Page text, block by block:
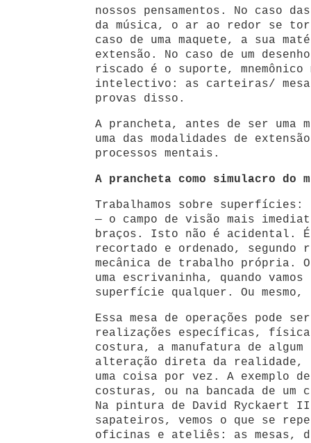
nossos pensamentos. No caso
da música, o ar ao redor se
caso de uma maquete, a sua
extensão. No caso de um
riscado é o suporte, mnemônico
intelectivo: as carteiras/
provas disso.
A prancheta, antes de ser uma
uma das modalidades de
processos mentais.
A prancheta como simulacro do
Trabalhamos sobre superfícies:
— o campo de visão mais
braços. Isto não é acidental. É
recortado e ordenado, segundo
mecânica de trabalho própria.
uma escrivaninha, quando
superfície qualquer. Ou mesmo,
Essa mesa de operações pode
realizações específicas,
costura, a manufatura de
alteração direta da realidade,
uma coisa por vez. A exemplo de
costuras, ou na bancada de um
Na pintura de David Ryckaert
sapateiros, vemos o que se
oficinas e ateliês: as mesas,